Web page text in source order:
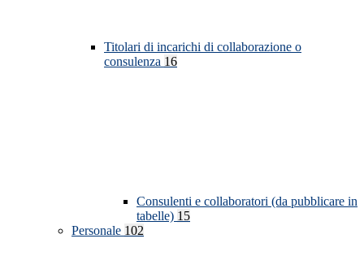
Titolari di incarichi di collaborazione o
consulenza 16
Consulenti e collaboratori (da pubblicare in
tabelle) 15
Personale 102